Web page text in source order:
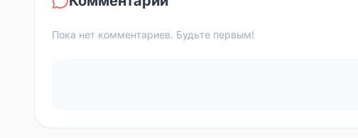
Пока нет комментариев. Будьте первым!